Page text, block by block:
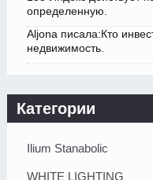
определенную.
Aljona писала:Кто
недвижимость.
Категории
Ilium Stanabolic
WHITE LIGHTING